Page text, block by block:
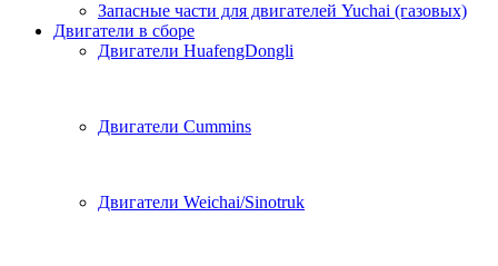
Запасные части для двигателей Yuchai (газовых)
Двигатели в сборе
Двигатели HuafengDongli
Двигатели Cummins
Двигатели Weichai/Sinotruk